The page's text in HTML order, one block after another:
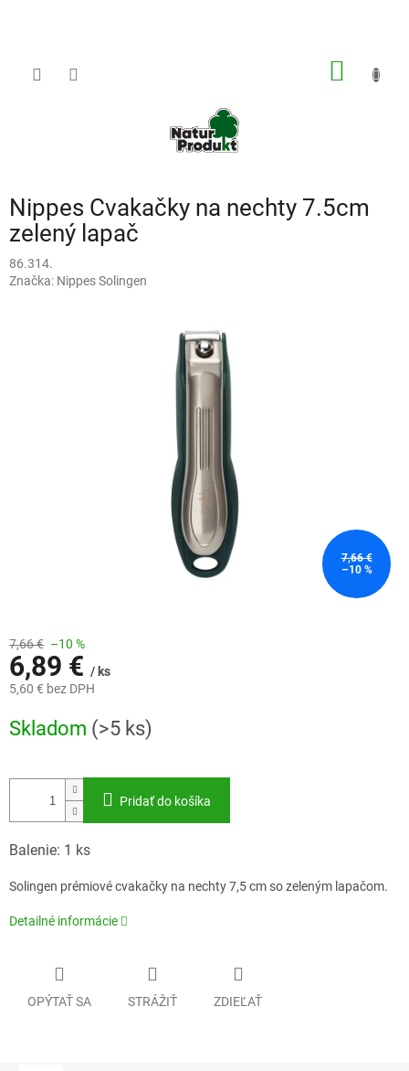
Nippes Cvakačky na nechty 7.5cm
zelený lapač
86.314.
Značka: Nippes Solingen
7,66 €
–10 %
7,66 € –10 %
6,89 € / ks
5,60 € bez DPH
cena:
Skladom (>5 ks)
Pridať do košíka
Balenie: 1 ks
Solingen prémiové cvakačky na nechty 7,5 cm so zeleným lapačom.
Detailné informácie
OPÝTAŤ SA STRÁŽIŤ ZDIEĽAŤ